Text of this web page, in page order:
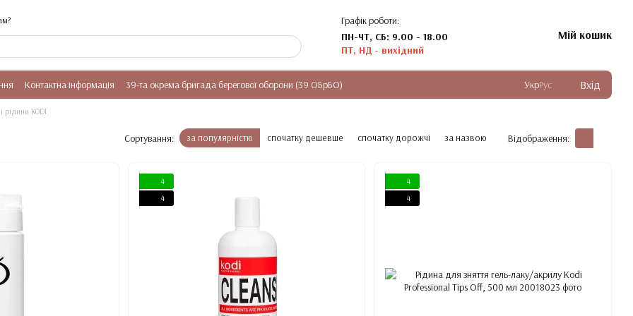
Графік роботи:
ПН-ЧТ, СБ: 9.00 - 18.00
ПТ, НД - вихідний
Мій кошик
Контактна інформація 39-та окрема бригада берегової оборони (39 ОБрБО) УкрРус Вхід
рідини KODI
Сортування: за популярністю спочатку дешевше спочатку дорожчі за назвою Відображення:
4
4
4
4